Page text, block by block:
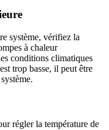
système, vérifiez la
à chaleur
conditions climatiques
trop basse, il peut être
régler la température de